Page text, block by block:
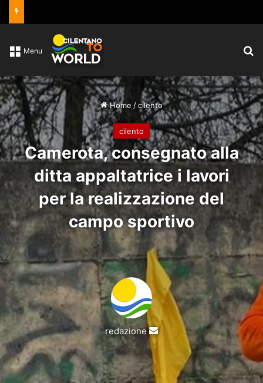
Menu
Home /cilento
cilento
Camerota, consegnato alla
ditta appaltatrice i lavori
per la realizzazione del
campo sportivo
redazione
Invia
un'email